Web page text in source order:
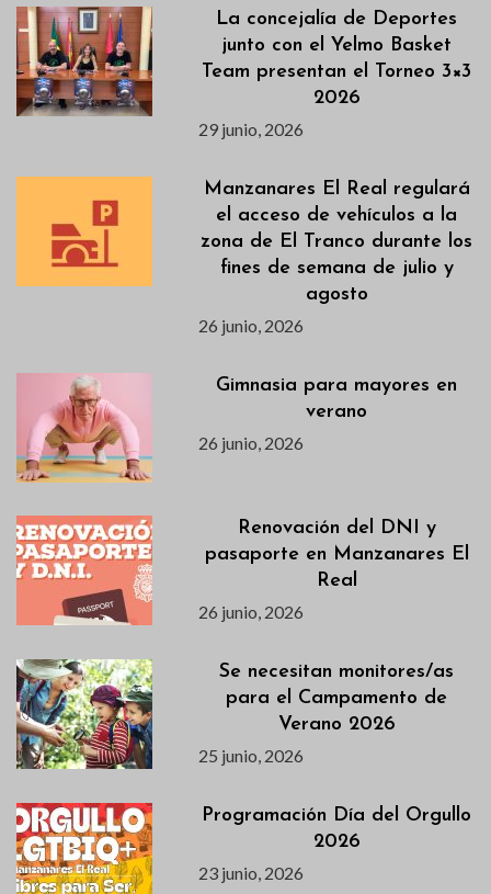
La concejalía de Deportes
junto con el Yelmo Basket
Team presentan el Torneo 3×3
2026
29 junio, 2026
Manzanares El Real regulará
el acceso de vehículos a la
zona de El Tranco durante los
fines de semana de julio y
agosto
26 junio, 2026
Gimnasia para mayores en
verano
26 junio, 2026
Renovación del DNI y
pasaporte en Manzanares El
Real
26 junio, 2026
Se necesitan monitores/as
para el Campamento de
Verano 2026
25 junio, 2026
Programación Día del Orgullo
2026
23 junio, 2026